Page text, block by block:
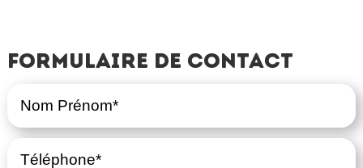
Formulaire de contact